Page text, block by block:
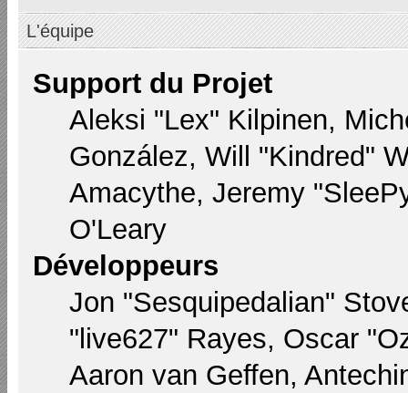
L'équipe
Support du Projet
Aleksi "Lex" Kilpinen,
González, Will "Kindred"
Amacythe, Jeremy
O'Leary
Développeurs
Jon "Sesquipedalian"
"live627" Rayes, Oscar
Aaron van Geffen,